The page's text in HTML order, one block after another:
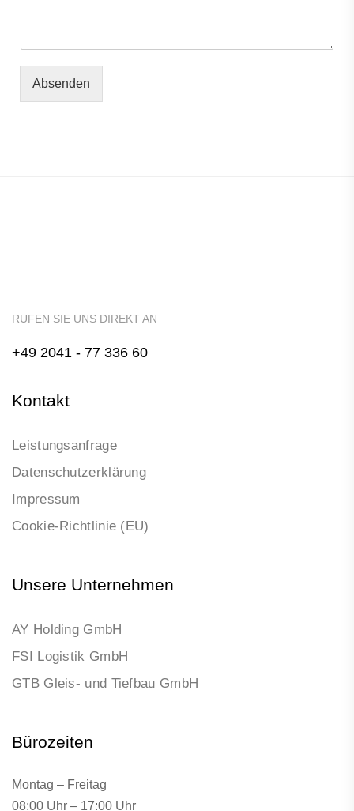
Absenden
RUFEN SIE UNS DIREKT AN
+49 2041 - 77 336 60
Kontakt
Leistungsanfrage
Datenschutzerklärung
Impressum
Cookie-Richtlinie (EU)
Unsere Unternehmen
AY Holding GmbH
FSI Logistik GmbH
GTB Gleis- und Tiefbau GmbH
Bürozeiten
Montag – Freitag
08:00 Uhr – 17:00 Uhr